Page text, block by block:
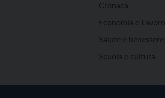
Cronaca
Economia e Lavoro
Salute e benessere
Scuola e cultura